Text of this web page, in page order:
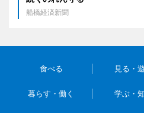
船橋経済新聞
食べる 見る・
暮らす・働く 学ぶ・